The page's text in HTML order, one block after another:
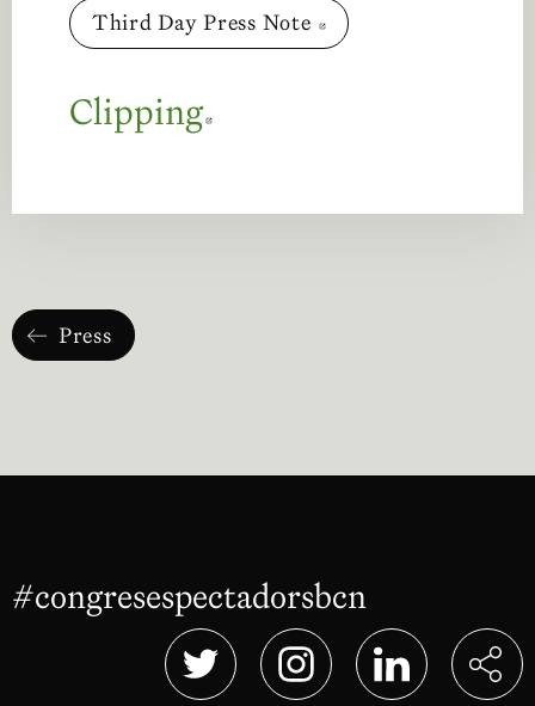
Third Day Press Note Abre en nueva
Clipping
Press
#congresespectadorsbcn
Abre en nueva ventana
Abre en nueva ventana
Abre en nueva